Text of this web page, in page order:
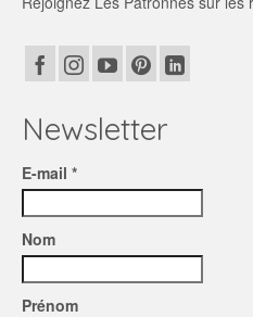
Newsletter
E-mail *
Nom
Prénom